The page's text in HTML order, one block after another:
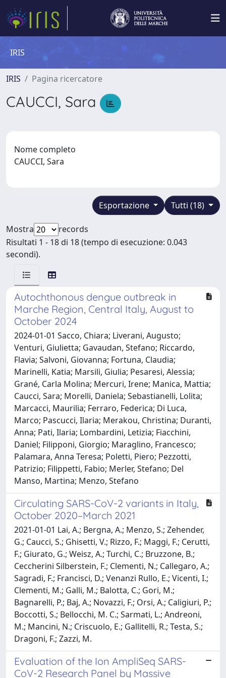
IRIS
IRIS Pagina ricercatore
CAUCCI, Sara
Nome completo
CAUCCI, Sara
Tutti (18)
Esportazione
Mostra
records
Risultati 1 - 18 di 18 (tempo di esecuzione: 0.043
secondi).
Autochthonous dengue outbreak in
Marche Region, Central Italy, August to
October 2024
2024-01-01 Sacco, Chiara; Liverani, Augusto;
Venturi, Giulietta; Gavaudan, Stefano; Riccardo,
Flavia; Salvoni, Giovanna; Fortuna, Claudia;
Marinelli, Katia; Marsili, Giulia; Pesaresi, Alessia;
Grané, Carla Molina; Mercuri, Irene; Manica, Mattia;
Caucci, Sara; Morelli, Daniela; Sebastianelli, Lolita;
Marcacci, Maurilia; Ferraro, Federica; Di Luca,
Marco; Pascucci, Ilaria; Merakou, Christina; Duranti,
Anna; Pati, Ilaria; Lombardini, Letizia; Fiacchini,
Daniel; Filipponi, Giorgio; Maraglino, Francesco;
Palamara, Anna Teresa; Poletti, Piero; Pezzotti,
Patrizio; Filippetti, Fabio; Merler, Stefano; Del
Manso, Martina; Menzo, Stefano
Circulating SARS-CoV-2 variants in Italy,
October 2020–March 2021
2021-01-01 Lai, A.; Bergna, A.; Menzo, S.; Zehender,
G.; Caucci, S.; Ghisetti, V.; Rizzo, F.; Maggi, F.; Cerutti,
F.; Giurato, G.; Weisz, A.; Turchi, C.; Bruzzone, B.;
Ceccherini Silberstein, F.; Clementi, N.; Callegaro, A.;
Sagradi, F.; Francisci, D.; Venanzi Rullo, E.; Vicenti, I.;
Clementi, M.; Galli, M.; Balotta, C.; Gori, M.;
Bagnarelli, P.; Baj, A.; Novazzi, F.; Orsi, A.; Caligiuri, P.;
Boccotti, S.; Bellocchi, M. C.; Sarmati, L.; Andreoni,
M.; Mancini, N.; Criscuolo, E.; Gallitelli, R.; Testa, S.;
Dragoni, F.; Zazzi, M.
Evaluation of the Ion AmpliSeq SARS-
CoV-2 Research Panel by Massive